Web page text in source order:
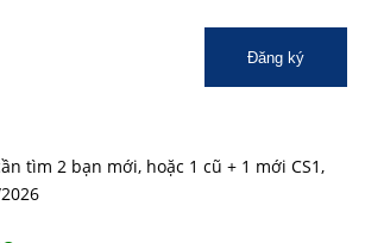
Đăng ký
tìm 2 bạn mới, hoặc 1 cũ + 1 mới CS1,